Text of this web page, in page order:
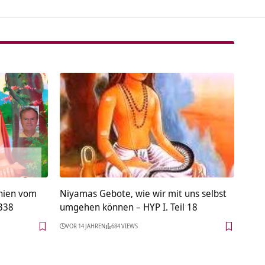
vom
Niyamas Gebote, wie wir mit uns selbst
umgehen können – HYP I. Teil 18
VOR 14 JAHREN 684 VIEWS